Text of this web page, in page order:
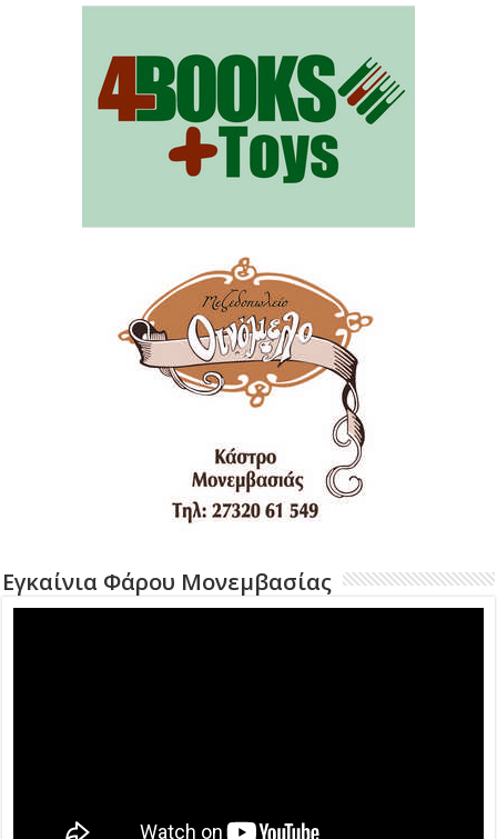
Εγκαίνια Φάρου Μονεμβασίας